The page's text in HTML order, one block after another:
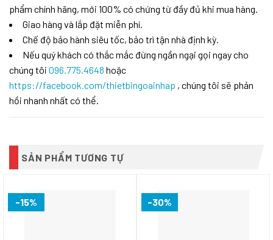
phẩm chính hãng, mới 100% có chứng từ đầy đủ khi mua hàng.
Giao hàng và lắp đặt miễn phí.
Chế độ bảo hành siêu tốc, bảo trì tận nhà định kỳ.
Nếu quý khách có thắc mắc đừng ngần ngại gọi ngay cho
chúng tôi 096.775.4648 hoặc
https://facebook.com/thietbingoainhap , chúng tôi sẽ phản
hồi nhanh nhất có thể.
SẢN PHẨM TƯƠNG TỰ
-15% -30%